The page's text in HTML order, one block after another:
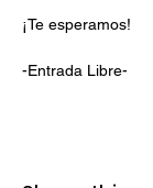
¡Te esperamos!
-Entrada Libre-